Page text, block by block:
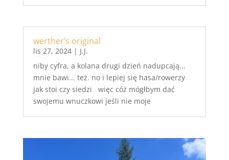
werther’s original
lis 27, 2024| J.J.
niby cyfra, a kolana drugi dzień nadupcają...
mnie bawi... też. no i lepiej się hasa/rowerzy
jak stoi czy siedzi więc cóż mógłbym dać
swojemu wnuczkowi jeśli nie moje